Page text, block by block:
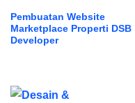
Pembuatan Website
Marketplace Properti DSB
Developer